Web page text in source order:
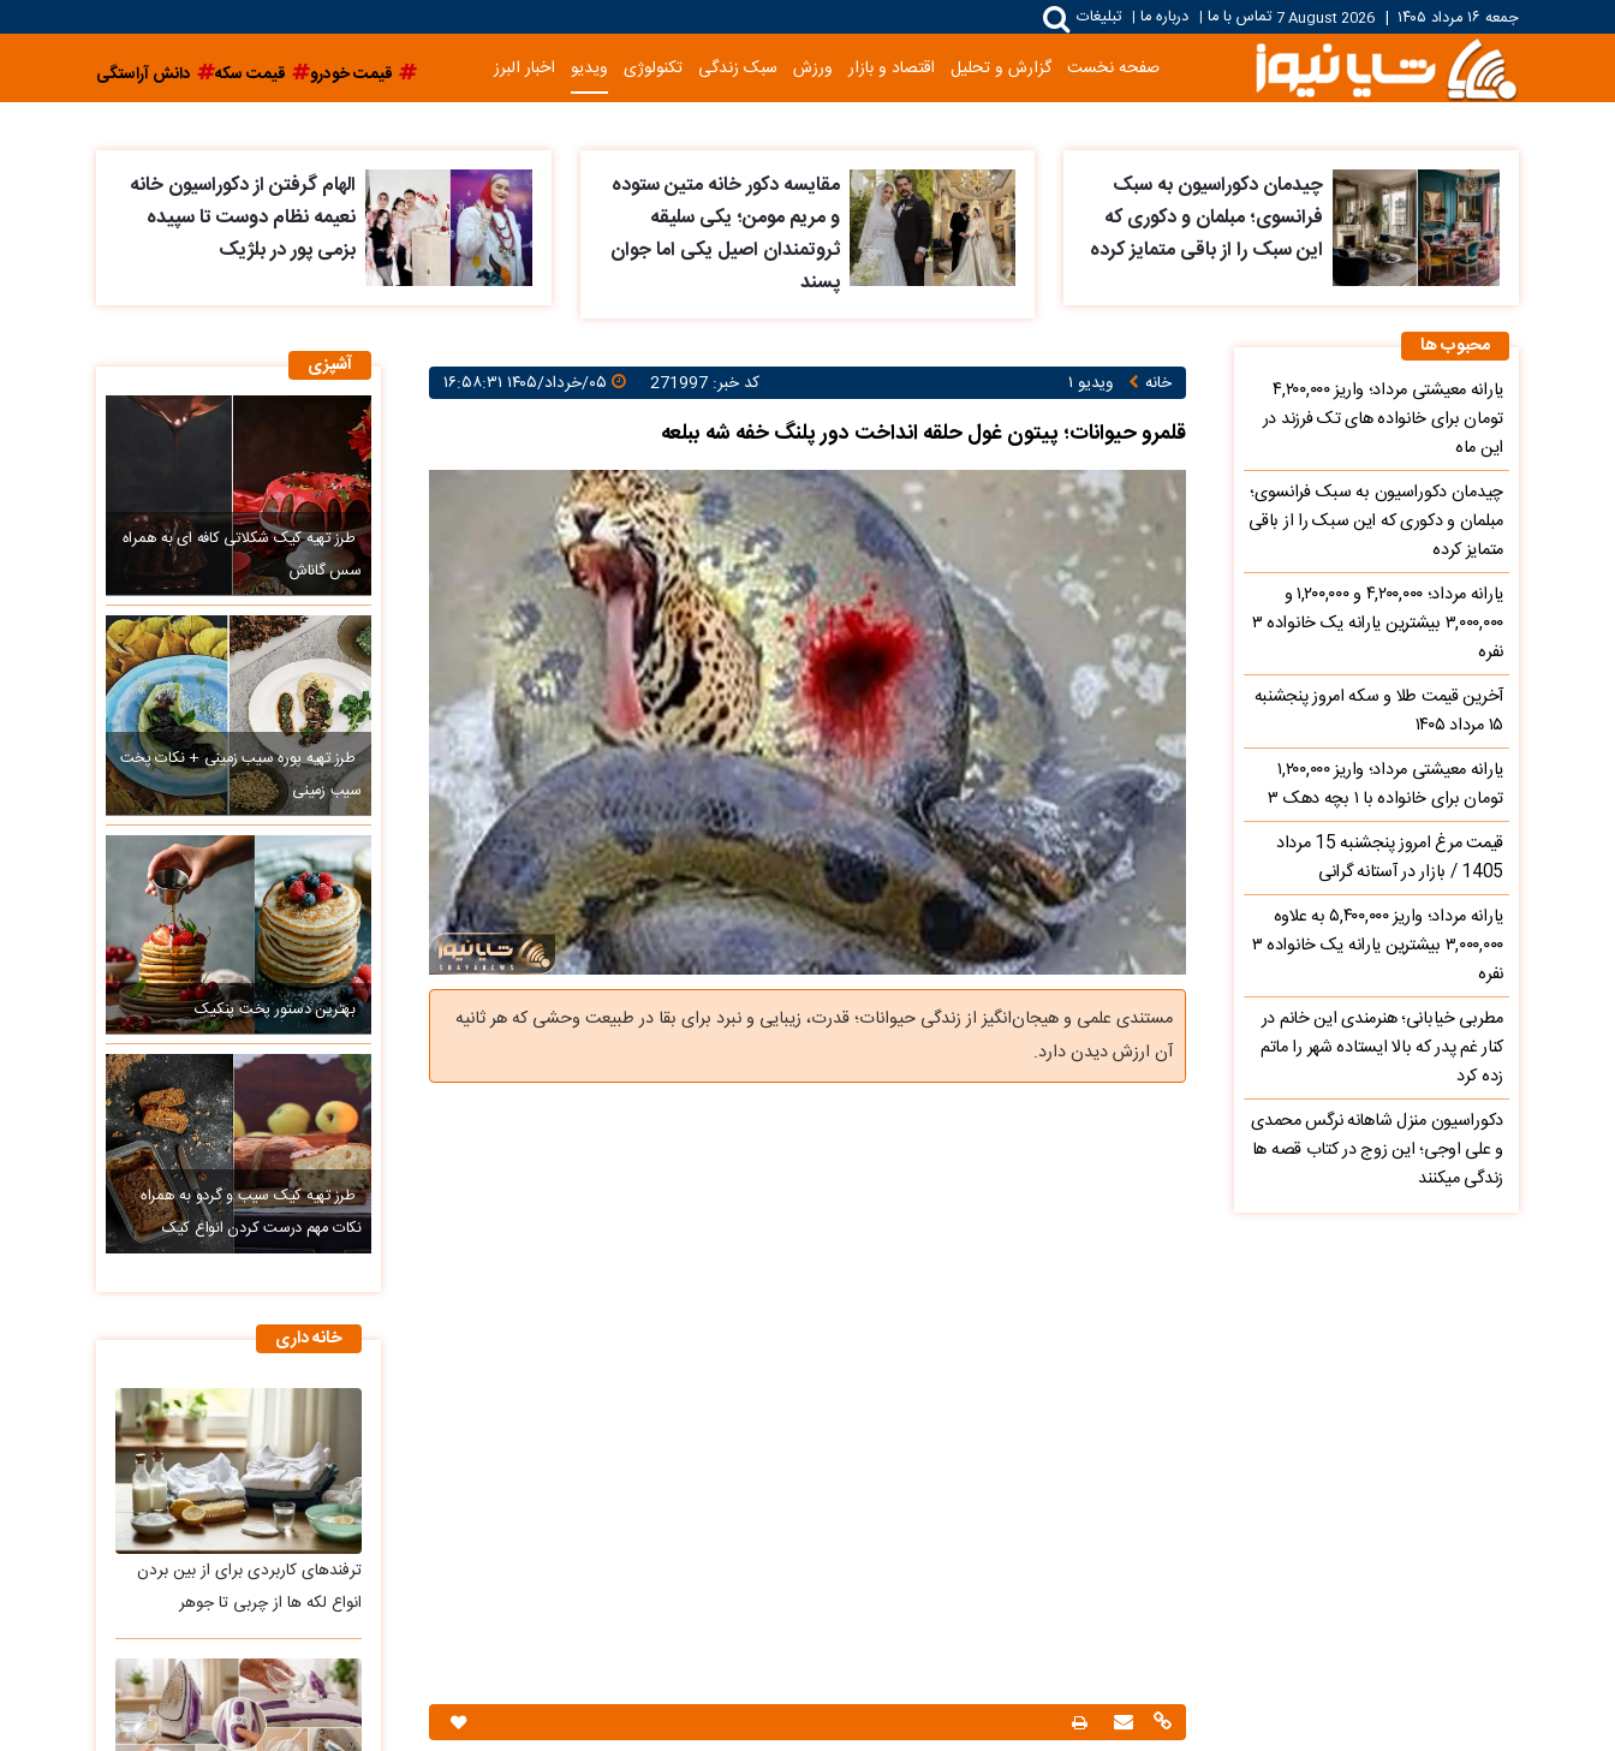
جمعه ۱۶ مرداد ۱۴۰۵ |
7 August 2026تماس با ما | درباره ما | تبلیغات
صفحه نخست گزارش و تحلیل اقتصاد و بازار ورزش سبک زندگی تکنولوژی ویدیو اخبار البرز قیمت خودرو قیمت سکه دانش آراستگی
چیدمان دکوراسیون به سبک
فرانسوی؛ مبلمان و دکوری که
این سبک را از باقی متمایز کرده
مقایسه دکور خانه متین ستوده
و مریم مومن؛ یکی سلیقه
ثروتمندان اصیل یکی اما جوان
پسند
الهام گرفتن از دکوراسیون خانه
نعیمه نظام دوست تا سپیده
بزمی پور در بلژیک
خانه ویدیو ۱ کد خبر: 271997
قلمرو حیوانات؛ پیتون غول حلقه انداخت دور پلنگ خفه شه ببلعه
مستندی علمی و هیجان‌انگیز از زندگی حیوانات؛ قدرت، زیبایی و نبرد برای بقا در طبیعت وحشی که هر ثانیه
آن ارزش دیدن دارد.
آشپزی
طرز تهیه کیک شکلاتی کافه ای به همراه
سس گاناش
طرز تهیه پوره سیب زمینی + نکات پخت
سیب زمینی
بهترین دستور پخت پنکیک
طرز تهیه کیک سیب و گردو به همراه
نکات مهم درست کردن انواع کیک
خانه داری
ترفندهای کاربردی برای از بین بردن
انواع لکه ها از چربی تا جوهر
محبوب ها
یارانه معیشتی مرداد؛ واریز ۴,۲۰۰,۰۰۰
تومان برای خانواده های تک فرزند در
این ماه
چیدمان دکوراسیون به سبک فرانسوی؛
مبلمان و دکوری که این سبک را از باقی
متمایز کرده
یارانه مرداد؛ ۴,۲۰۰,۰۰۰ و ۱,۲۰۰,۰۰۰ و
۳,۰۰۰,۰۰۰ بیشترین یارانه یک خانواده ۳
نفره
آخرین قیمت طلا و سکه امروز پنجشنبه
۱۵ مرداد ۱۴۰۵
یارانه معیشتی مرداد؛ واریز ۱,۲۰۰,۰۰۰
تومان برای خانواده با ۱ بچه دهک ۳
قیمت مرغ امروز پنجشنبه 15 مرداد
1405 / بازار در آستانه گرانی
یارانه مرداد؛ واریز ۵,۴۰۰,۰۰۰ به علاوه
۳,۰۰۰,۰۰۰ بیشترین یارانه یک خانواده ۳
نفره
مطربی خیابانی؛ هنرمندی این خانم در
کنار غم پدر که بالا ایستاده شهر را ماتم
زده کرد
دکوراسیون منزل شاهانه نرگس محمدی
و علی اوجی؛ این زوج در کتاب قصه ها
زندگی میکنند